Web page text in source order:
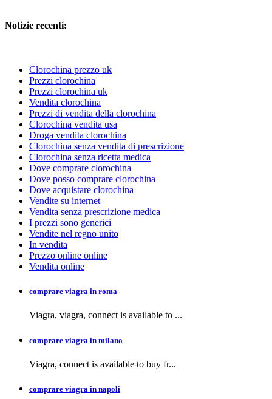
Notizie recenti:
Clorochina prezzo uk
Prezzi clorochina
Prezzi clorochina uk
Vendita clorochina
Prezzi di vendita della clorochina
Clorochina vendita usa
Droga vendita clorochina
Clorochina senza vendita di prescrizione
Clorochina senza ricetta medica
Dove comprare clorochina
Dove posso comprare clorochina
Dove acquistare clorochina
Vendite su internet
Vendita senza prescrizione medica
I prezzi sono generici
Vendite nel regno unito
In vendita
Prezzo online online
Vendita online
comprare viagra in roma
Viagra, viagra, connect is available to ...
comprare viagra in milano
Viagra, connect is available to buy fr...
comprare viagra in napoli